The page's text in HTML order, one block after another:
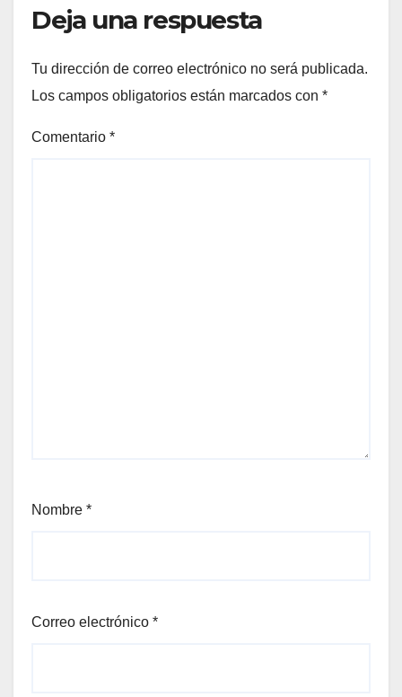
Deja una respuesta
Tu dirección de correo electrónico no será publicada.
Los campos obligatorios están marcados con *
Comentario *
Nombre *
Correo electrónico *